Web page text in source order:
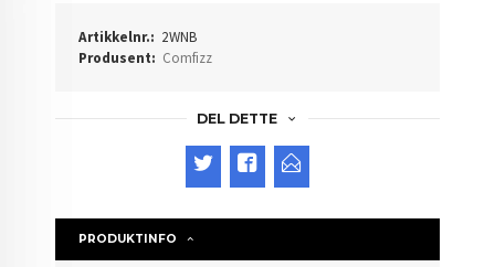
Artikkelnr.: 2WNB
Produsent: Comfizz
DEL DETTE
PRODUKTINFO